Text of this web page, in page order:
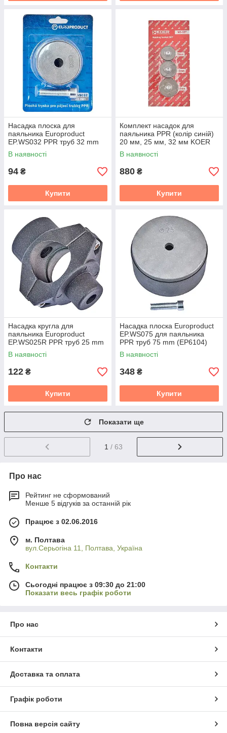
Насадка плоска для
паяльника Europroduct
EP.WS032 PPR труб 32 mm
(EP6100)
В наявності
94 ₴
Купити
Комплект насадок для
паяльника PPR (колір синій)
20 мм, 25 мм, 32 мм KOER
WS-SET (KR5821)
В наявності
880 ₴
Купити
Насадка кругла для
паяльника Europroduct
EP.WS025R PPR труб 25 mm
(EP6108)
В наявності
122 ₴
Купити
Насадка плоска Europroduct
EP.WS075 для паяльника
PPR труб 75 mm (EP6104)
В наявності
348 ₴
Купити
Показати ще
1 / 63
Про нас
Рейтинг не сформований
Менше 5 відгуків за останній рік
Працює з 02.06.2016
м. Полтава
вул.Серьогіна 11, Полтава, Україна
Контакти
Сьогодні працює з 09:30 до 21:00
Показати весь графік роботи
Про нас
Контакти
Доставка та оплата
Графік роботи
Повна версія сайту